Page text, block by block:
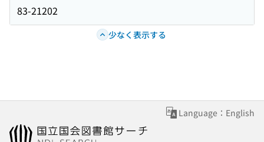
83-21202
少なく表示する
Language：English